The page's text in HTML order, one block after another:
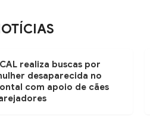
realiza buscas por
desaparecida no
com apoio de cães